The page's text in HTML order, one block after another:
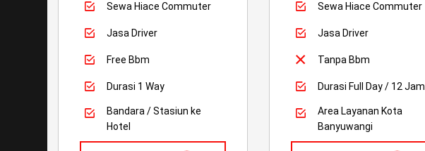
Sewa Hiace Commuter
Jasa Driver
Free Bbm
Durasi 1 Way
Bandara / Stasiun ke
Hotel
Sewa Hiace Commuter
Jasa Driver
Tanpa Bbm
Durasi Full Day / 12 Jam
Area Layanan Kota
Banyuwangi